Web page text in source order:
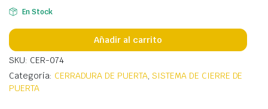
En Stock
Añadir al carrito
SKU: CER-074
Categoría: CERRADURA DE PUERTA,SISTEMA DE CIERRE DE
PUERTA